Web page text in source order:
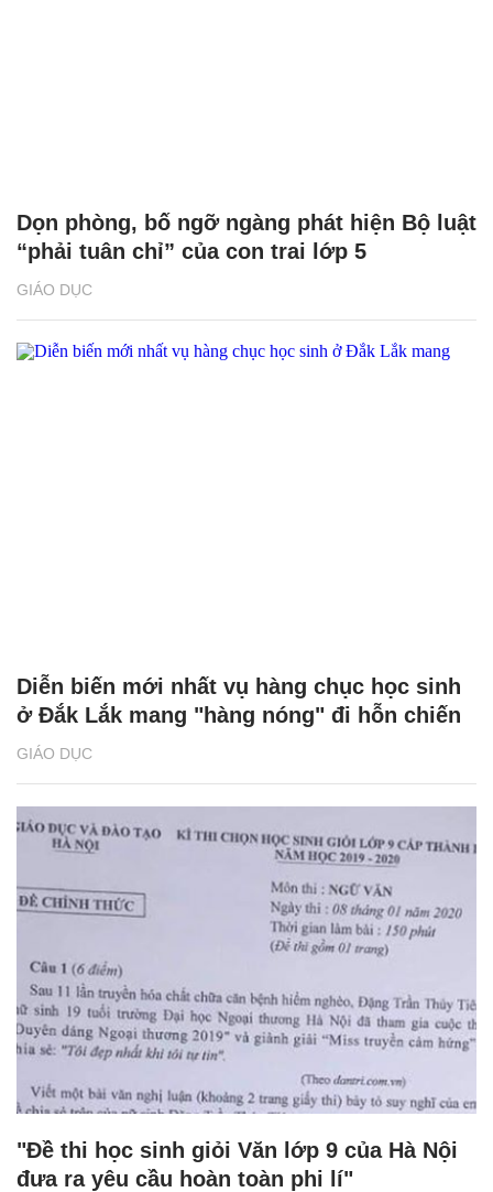
GIÁO DỤC
Dọn phòng, bố ngỡ ngàng phát hiện Bộ luật
“phải tuân chỉ” của con trai lớp 5
GIÁO DỤC
Diễn biến mới nhất vụ hàng chục học sinh
ở Đắk Lắk mang "hàng nóng" đi hỗn chiến
"Đề thi học sinh giỏi Văn lớp 9 của Hà Nội
đưa ra yêu cầu hoàn toàn phi lí"